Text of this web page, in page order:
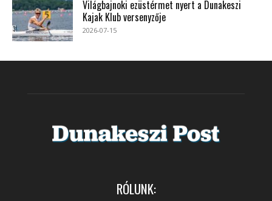
Világbajnoki ezüstérmet nyert a Dunakeszi
Kajak Klub versenyzője
2026-07-15
RÓLUNK: